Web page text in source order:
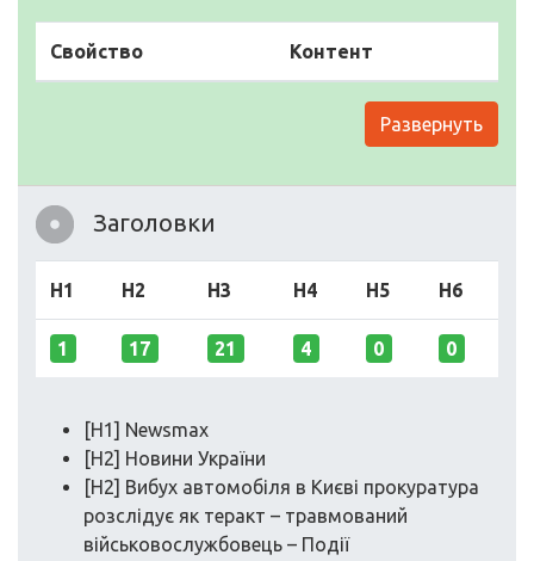
Свойство Контент
Развернуть
Заголовки
H1 H2 H3 H4 H5 H6
1 17 21 4 0 0
[H1] Newsmax
[H2] Новини України
[H2] Вибух автомобіля в Києві прокуратура
розслідує як теракт – травмований
військовослужбовець – Події